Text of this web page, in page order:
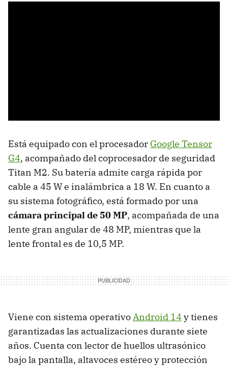
Está equipado con el procesador Google Tensor
G4, acompañado del coprocesador de seguridad
Titan M2. Su batería admite carga rápida por
cable a 45 W e inalámbrica a 18 W. En cuanto a
su sistema fotográfico, está formado por una
cámara principal de 50 MP, acompañada de una
lente gran angular de 48 MP, mientras que la
lente frontal es de 10,5 MP.
Viene con sistema operativoAndroid 14 y tienes
garantizadas las actualizaciones durante siete
años. Cuenta con lector de huellos ultrasónico
bajo la pantalla, altavoces estéreo y protección